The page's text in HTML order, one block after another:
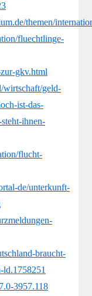
themen/
fluechtlinge-
gkv.html
wirtschaft/geld-
ist-das-
ihnen-
flucht-
de/unterkunft-
braucht-
ld.1758251
3957.118